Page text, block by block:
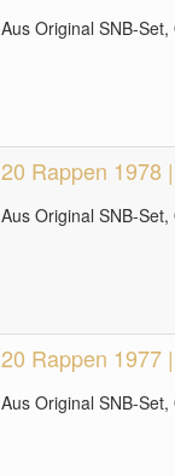
Aus Original SNB-
20 Rappen 1978
Aus Original SNB-
20 Rappen 1977
Aus Original SNB-